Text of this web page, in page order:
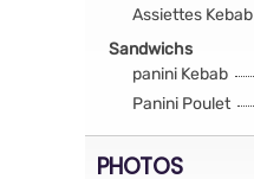
Assiettes Kebab
Sandwichs
panini Kebab
Panini Poulet
PHOTOS